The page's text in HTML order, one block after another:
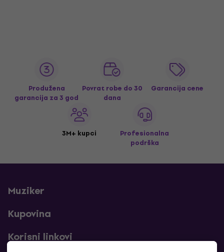
Produžena
garancija za 3 god
Povrat robe do 30
dana
Garancija cene
3M+ kupci
Profesionalna
podrška
Muziker
Kupovina
Korisni linkovi